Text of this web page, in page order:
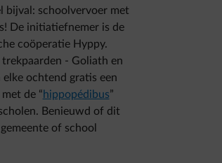
bijval: schoolvervoer met
De initiatiefnemer is de
coöperatie Hyppy.
- Goliath en
ochtend gratis een
de “hippopédibus”
Benieuwd of dit
of school